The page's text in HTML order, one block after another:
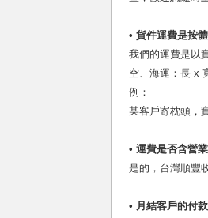
• 貨件運費是按
我們的運費是以
空、海運：長 x
例：
某客戶寄枕頭，
• 運費是否含營
是的，台灣順豐
• 月結客戶的付